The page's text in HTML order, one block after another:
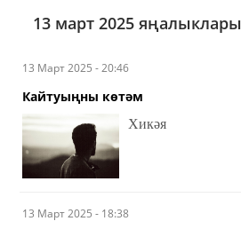
13 март 2025 яңалыклары
13 Март 2025 - 20:46
Кайтуыңны көтәм
Хикәя
13 Март 2025 - 18:38